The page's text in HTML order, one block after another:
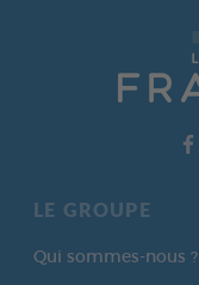
LE GROUPE
Qui sommes-nous ?